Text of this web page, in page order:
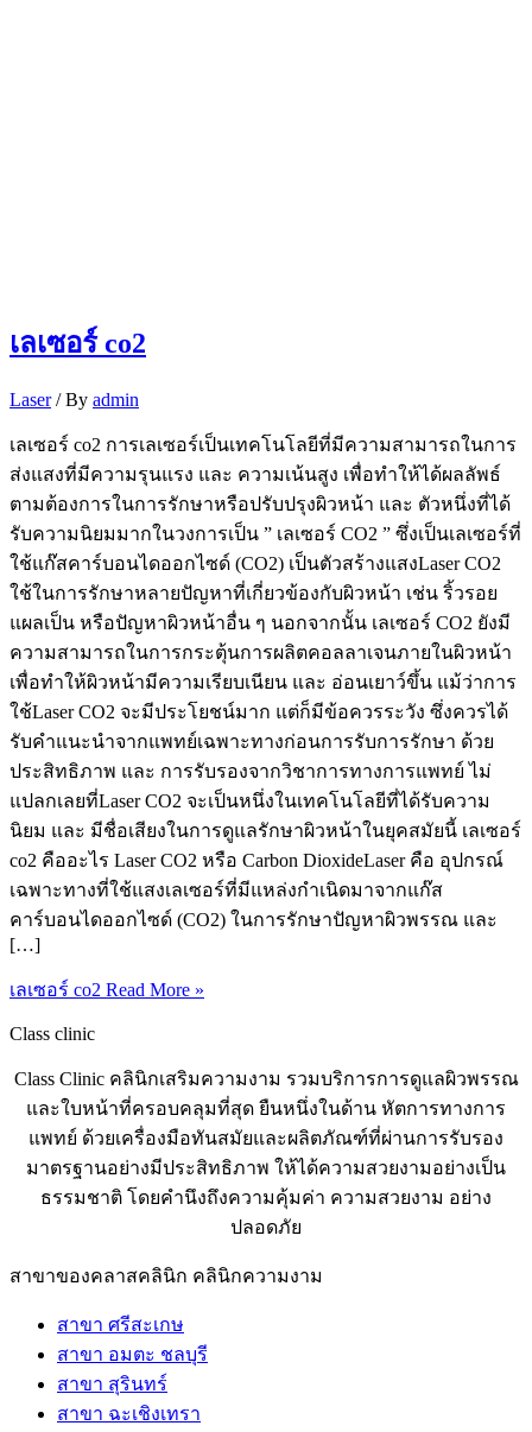
เลเซอร์ co2
Laser/ By admin
เลเซอร์ co2 การเลเซอร์เป็นเทคโนโลยีที่มีความสามารถในการ
ส่งแสงที่มีความรุนแรง และ ความเน้นสูง เพื่อทำให้ได้ผลลัพธ์
ตามต้องการในการรักษาหรือปรับปรุงผิวหน้า และ ตัวหนึ่งที่ได้
รับความนิยมมากในวงการเป็น ” เลเซอร์ CO2 ” ซึ่งเป็นเลเซอร์ที่
ใช้แก๊สคาร์บอนไดออกไซด์ (CO2) เป็นตัวสร้างแสงLaser CO2
ใช้ในการรักษาหลายปัญหาที่เกี่ยวข้องกับผิวหน้า เช่น ริ้วรอย
แผลเป็น หรือปัญหาผิวหน้าอื่น ๆ นอกจากนั้น เลเซอร์ CO2 ยังมี
ความสามารถในการกระตุ้นการผลิตคอลลาเจนภายในผิวหน้า
เพื่อทำให้ผิวหน้ามีความเรียบเนียน และ อ่อนเยาว์ขึ้น แม้ว่าการ
ใช้Laser CO2 จะมีประโยชน์มาก แต่ก็มีข้อควรระวัง ซึ่งควรได้
รับคำแนะนำจากแพทย์เฉพาะทางก่อนการรับการรักษา ด้วย
ประสิทธิภาพ และ การรับรองจากวิชาการทางการแพทย์ ไม่
แปลกเลยที่Laser CO2 จะเป็นหนึ่งในเทคโนโลยีที่ได้รับความ
นิยม และ มีชื่อเสียงในการดูแลรักษาผิวหน้าในยุคสมัยนี้ เลเซอร์
co2 คืออะไร Laser CO2 หรือ Carbon DioxideLaser คือ อุปกรณ์
เฉพาะทางที่ใช้แสงเลเซอร์ที่มีแหล่งกำเนิดมาจากแก๊ส
คาร์บอนไดออกไซด์ (CO2) ในการรักษาปัญหาผิวพรรณ และ
[…]
เลเซอร์ co2 Read More »
Class clinic
Class Clinic คลินิกเสริมความงาม รวมบริการการดูแลผิวพรรณ
และใบหน้าที่ครอบคลุมที่สุด ยืนหนึ่งในด้าน หัตการทางการ
แพทย์ ด้วยเครื่องมือทันสมัยและผลิตภัณฑ์ที่ผ่านการรับรอง
มาตรฐานอย่างมีประสิทธิภาพ ให้ได้ความสวยงามอย่างเป็น
ธรรมชาติ โดยคำนึงถึงความคุ้มค่า ความสวยงาม อย่าง
ปลอดภัย
สาขาของคลาสคลินิก คลินิกความงาม
สาขา ศรีสะเกษ
สาขา อมตะ ชลบุรี
สาขา สุรินทร์
สาขา ฉะเชิงเทรา